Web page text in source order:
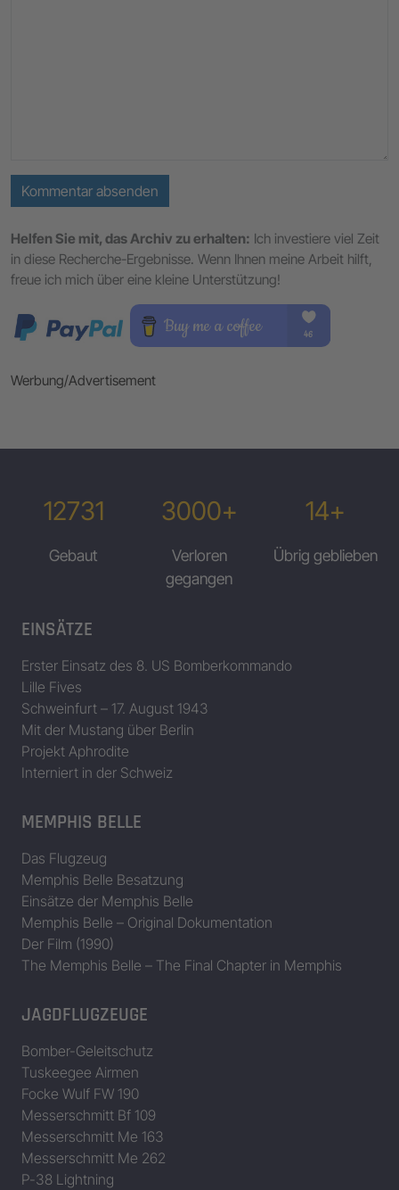
Kommentar absenden
Helfen Sie mit, das Archiv zu erhalten: Ich investiere viel Zeit
in diese Recherche-Ergebnisse. Wenn Ihnen meine Arbeit hilft,
freue ich mich über eine kleine Unterstützung!
Werbung/Advertisement
12731
Gebaut
3000+
Verloren
gegangen
14+
Übrig geblieben
EINSÄTZE
Erster Einsatz des 8. US Bomberkommando
Lille Fives
Schweinfurt – 17. August 1943
Mit der Mustang über Berlin
Projekt Aphrodite
Interniert in der Schweiz
MEMPHIS BELLE
Das Flugzeug
Memphis Belle Besatzung
Einsätze der Memphis Belle
Memphis Belle – Original Dokumentation
Der Film (1990)
The Memphis Belle – The Final Chapter in Memphis
JAGDFLUGZEUGE
Bomber-Geleitschutz
Tuskeegee Airmen
Focke Wulf FW 190
Messerschmitt Bf 109
Messerschmitt Me 163
Messerschmitt Me 262
P-38 Lightning